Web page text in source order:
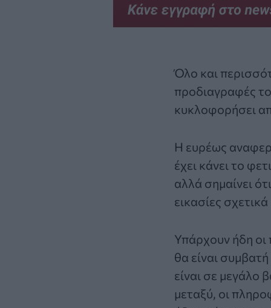
Όλο και
προδιαγραφές
κυκλοφορήσει
Η ευρέως
έχει κάνει το
αλλά σημαίνει
εικασίες
Υπάρχουν ήδη οι
θα είναι
είναι σε μεγάλο
μεταξύ, οι